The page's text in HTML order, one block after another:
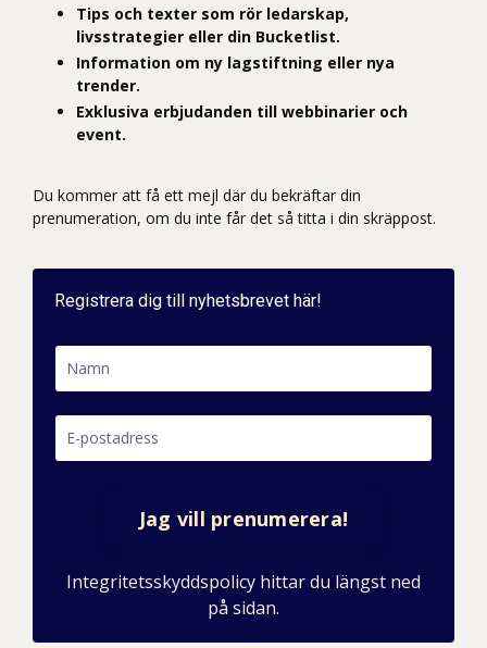
Tips och texter som rör ledarskap,
livsstrategier eller din Bucketlist.
Information om ny lagstiftning eller nya
trender.
Exklusiva erbjudanden till webbinarier och
event.
Du kommer att få ett mejl där du bekräftar din
prenumeration, om du inte får det så titta i din skräppost.
Registrera dig till nyhetsbrevet här!
Jag vill prenumerera!
Integritetsskyddspolicy hittar du längst ned
på sidan.